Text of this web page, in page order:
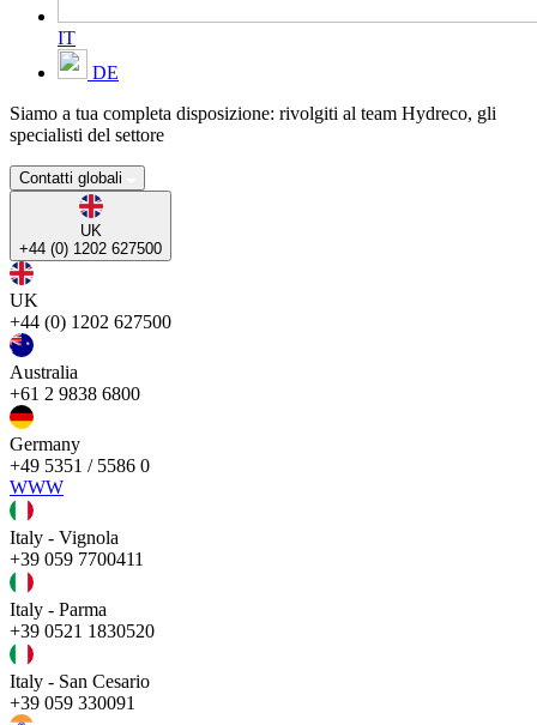
IT
DE
Siamo a tua completa disposizione: rivolgiti al team Hydreco, gli
specialisti del settore
Contatti globali
UK
+44 (0) 1202 627500
UK
+44 (0) 1202 627500
Australia
+61 2 9838 6800
Germany
+49 5351 / 5586 0
WWW
Italy - Vignola
+39 059 7700411
Italy - Parma
+39 0521 1830520
Italy - San Cesario
+39 059 330091